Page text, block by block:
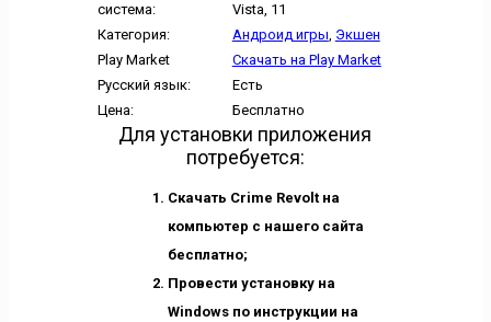
система:
Vista, 11
Категория:
Андроид игры, Экшен
Play Market
Скачать на Play Market
Русский язык:
Есть
Цена:
Бесплатно
Для установки приложения
потребуется:
Скачать Crime Revolt на
компьютер с нашего сайта
бесплатно;
Провести установку на
Windows по инструкции на